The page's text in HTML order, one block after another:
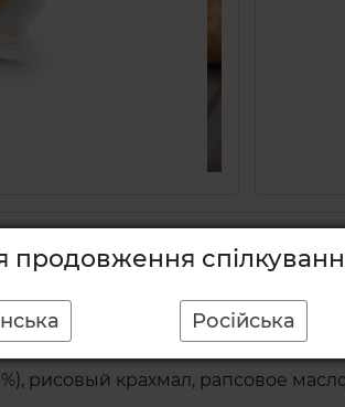
Небольшая упаковка, которую
стоят!
рисовый крахмал, рапсовое
продовження
Російська